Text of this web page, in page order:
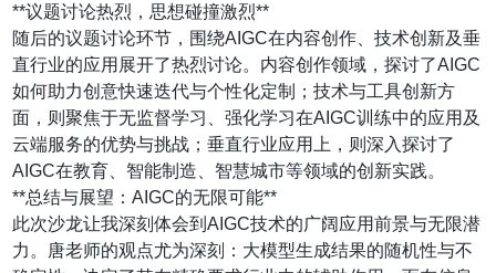
**议题讨论热烈，思想碰撞激烈**
随后的议题讨论环节，围绕AIGC在内容创作、技术创新及垂
直行业的应用展开了热烈讨论。内容创作领域，探讨了AIGC
如何助力创意快速迭代与个性化定制；技术与工具创新方
面，则聚焦于无监督学习、强化学习在AIGC训练中的应用及
云端服务的优势与挑战；垂直行业应用上，则深入探讨了
AIGC在教育、智能制造、智慧城市等领域的创新实践。
**总结与展望：AIGC的无限可能**
此次沙龙让我深刻体会到AIGC技术的广阔应用前景与无限潜
力。唐老师的观点尤为深刻：大模型生成结果的随机性与不